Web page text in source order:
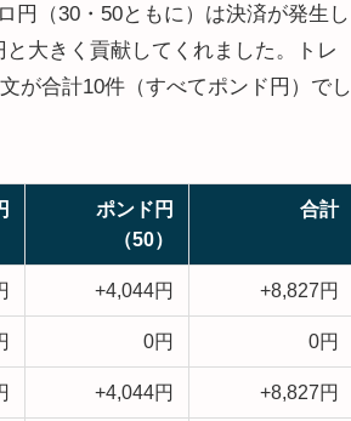
円（30・50ともに）は決済が発生し
大きく貢献してくれました。トレ
が合計10件（すべてポンド円）でし
ポンド円
（50）
合計
+4,044円 +8,827円
0円 0円
+4,044円 +8,827円